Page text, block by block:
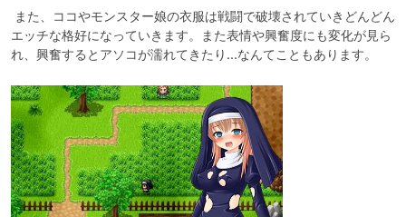
エッチな格好になっていきます。また表情や興奮度にも変化が見ら
れ、興奮するとアソコが濡れてきたり...なんてこともあります。